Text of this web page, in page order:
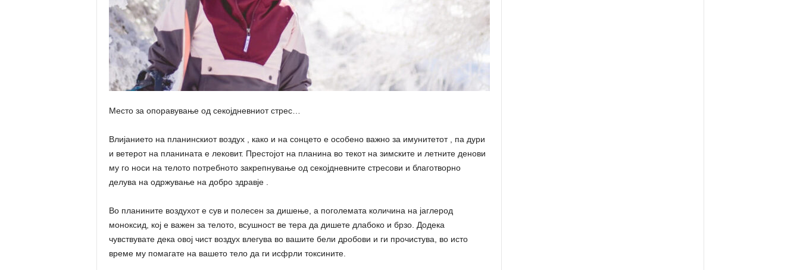
Место за опоравување од секојдневниот стрес…
Влијанието на планинскиот воздух , како и на сонцето е особено важно за имунитетот , па дури
и ветерот на планината е лековит. Престојот на планина во текот на зимските и летните денови
му го носи на телото потребното закрепнување од секојдневните стресови и благотворно
делува на одржување на добро здравје .
Во планините воздухот е сув и полесен за дишење, а поголемата количина на јаглерод
моноксид, кој е важен за телото, всушност ве тера да дишете длабоко и брзо. Додека
чувствувате дека овој чист воздух влегува во вашите бели дробови и ги прочистува, во исто
време му помагате на вашето тело да ги исфрли токсините.